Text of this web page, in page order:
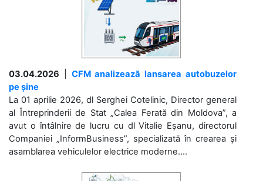
03.04.2026
CFM analizează lansarea autobuzelor
pe șine
La 01 aprilie 2026, dl Serghei Cotelinic, Director general
al Întreprinderii de Stat „Calea Ferată din Moldova”, a
avut o întâlnire de lucru cu dl Vitalie Eșanu, directorul
Companiei „InformBusiness”, specializată în crearea și
asamblarea vehiculelor electrice moderne....